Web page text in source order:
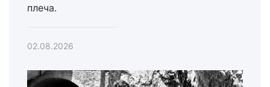
плеча.
02.08.2026